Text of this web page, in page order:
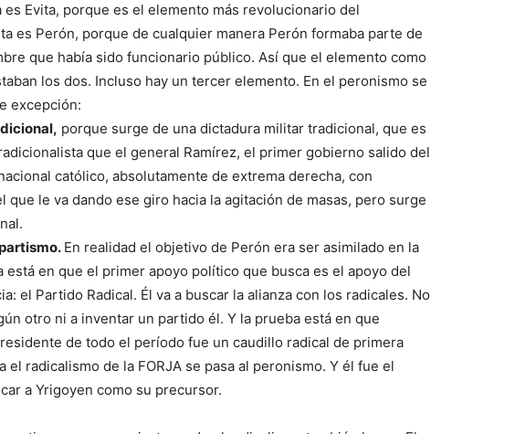
Evita, porque es el elemento más revolucionario del
es Perón, porque de cualquier manera Perón formaba parte de
que había sido funcionario público. Así que el elemento como
los dos. Incluso hay un tercer elemento. En el peronismo se
excepción:
, porque surge de una dictadura militar tradicional, que es
que el general Ramírez, el primer gobierno salido del
católico, absolutamente de extrema derecha, con
que le va dando ese giro hacia la agitación de masas, pero surge
En realidad el objetivo de Perón era ser asimilado en la
está en que el primer apoyo político que busca es el apoyo del
el Partido Radical. Él va a buscar la alianza con los radicales. No
otro ni a inventar un partido él. Y la prueba está en que
de todo el período fue un caudillo radical de primera
radicalismo de la FORJA se pasa al peronismo. Y él fue el
a Yrigoyen como su precursor.